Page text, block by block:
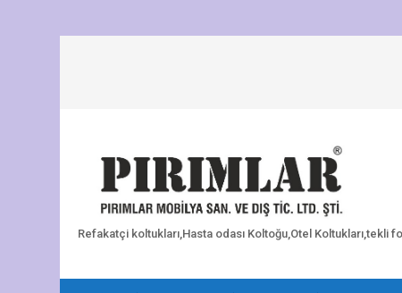
Refakatçi koltukları,Hasta odası Koltoğu,Otel Koltukları,tekli